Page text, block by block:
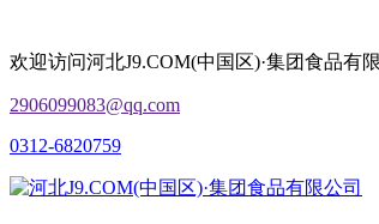
欢迎访问河北J9.COM(中国区)·集团食品有
2906099083@qq.com
0312-6820759